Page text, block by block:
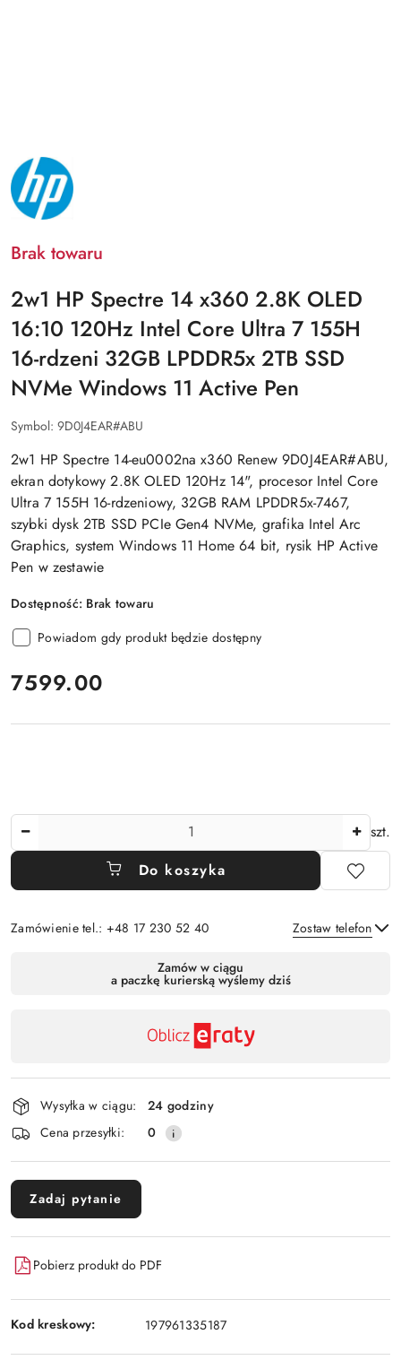
NAZWA
PRODUCENTA:
HP
Brak towaru
2w1 HP Spectre 14 x360 2.8K OLED
16:10 120Hz Intel Core Ultra 7 155H
16-rdzeni 32GB LPDDR5x 2TB SSD
NVMe Windows 11 Active Pen
Symbol: 9D0J4EAR#ABU
2w1 HP Spectre 14-eu0002na x360 Renew 9D0J4EAR#ABU,
ekran dotykowy 2.8K OLED 120Hz 14", procesor Intel Core
Ultra 7 155H 16-rdzeniowy, 32GB RAM LPDDR5x-7467,
szybki dysk 2TB SSD PCIe Gen4 NVMe, grafika Intel Arc
Graphics, system Windows 11 Home 64 bit, rysik HP Active
Pen w zestawie
Dostępność: Brak towaru
Powiadom gdy produkt będzie dostępny
cena:
7599.00
szt.
Do koszyka
Zamówienie tel.: +48 17 230 52 40 Zostaw telefon
Zamów w ciągu
a paczkę kurierską wyślemy dziś
Wysyłka w ciągu:
24 godziny
Cena przesyłki:
0
Zadaj pytanie
Pobierz produkt do PDF
Kod kreskowy: 197961335187